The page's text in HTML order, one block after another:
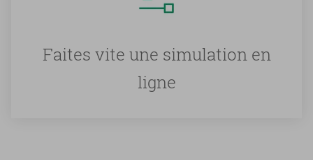
Faites vite une simulation en
ligne